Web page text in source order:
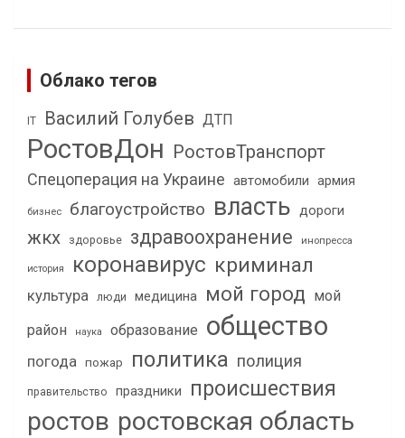
Облако тегов
IT Василий Голубев ДТП
РостовДон РостовТранспорт
Спецоперация на Украине автомобили армия
бизнес благоустройство власть дороги
жкх здоровье здравоохранение инопресса
история коронавирус криминал
культура люди медицина мой город мой
район
наука образование общество
погода пожар политика полиция
правительство праздники происшествия
ростов ростовская область